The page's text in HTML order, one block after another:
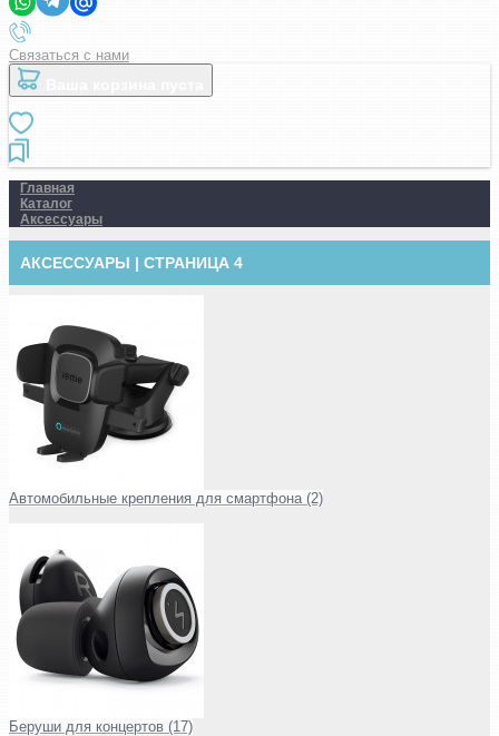
Связаться с нами
Главная
Каталог
Аксессуары
АКСЕССУАРЫ | СТРАНИЦА 4
Автомобильные крепления для смартфона (2)
Беруши для концертов (17)